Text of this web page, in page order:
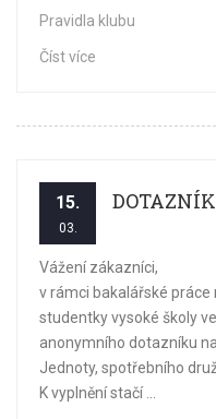
Pravidla klubu
Číst více
15.
03.
Vážení zákazníci,
v rámci bakalářské
studentky vysoké školy
anonymního dotazníku
Jednoty, spotřebního
K vyplnění stačí ...